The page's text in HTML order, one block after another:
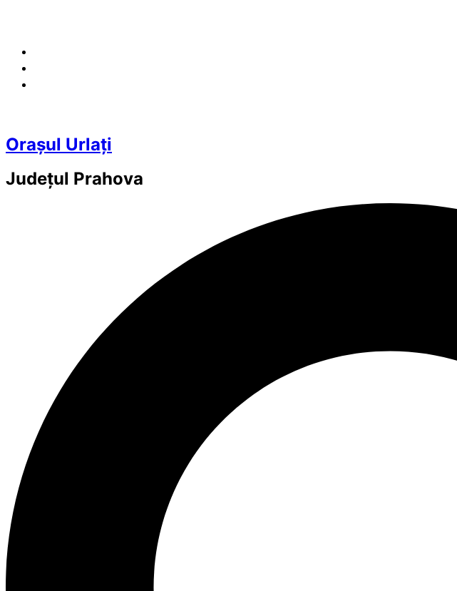
Orașul Urlați
Județul Prahova